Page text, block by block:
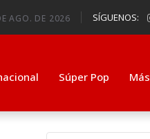
AGO. DE 2026 SÍGUENOS:
Súper Pop Más